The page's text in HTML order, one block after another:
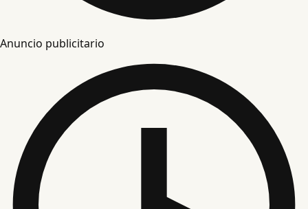
Anuncio publicitario